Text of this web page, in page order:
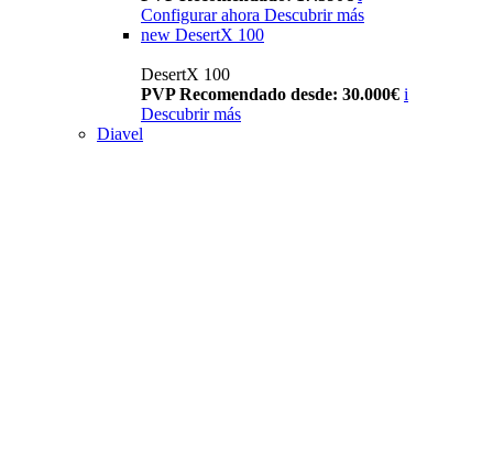
Configurar ahora Descubrir más
new DesertX 100
DesertX 100
PVP Recomendado desde: 30.000€ i
Descubrir más
Diavel